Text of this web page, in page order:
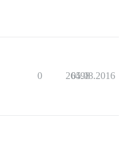
0 26498
05.08.2016